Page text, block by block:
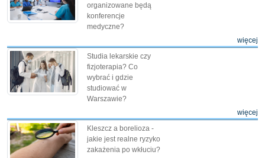
organizowane będą
konferencje
medyczne?
więcej
Studia lekarskie czy
fizjoterapia? Co
wybrać i gdzie
studiować w
Warszawie?
więcej
Kleszcz a borelioza -
jakie jest realne ryzyko
zakażenia po wkłuciu?